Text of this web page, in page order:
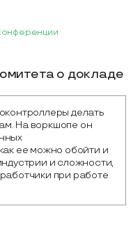
о докладе
делать
На воркшопе он
ее можно обойти и
и сложности,
при работе